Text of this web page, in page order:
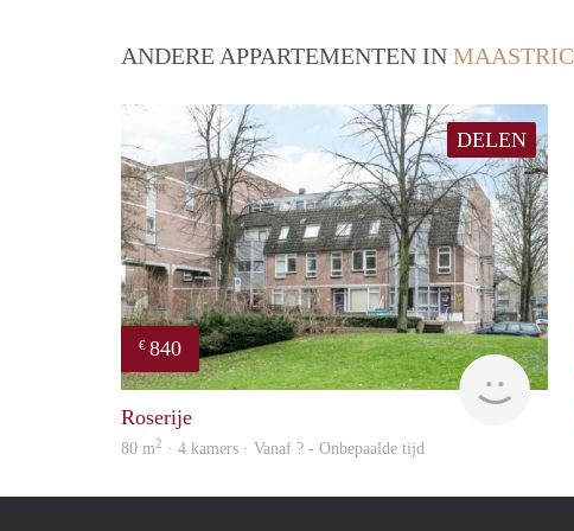
ANDERE APPARTEMENTEN IN
DELEN
€ 840
rent
Roserije
80 m2 · 4 kamers · Vanaf ? - Onbepaalde tijd